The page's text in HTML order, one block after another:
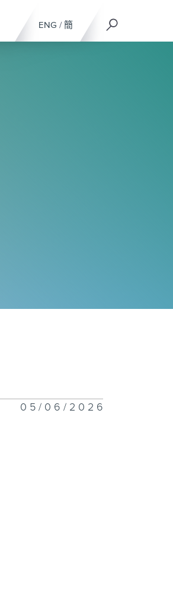
ENG / 簡
05/06/2026